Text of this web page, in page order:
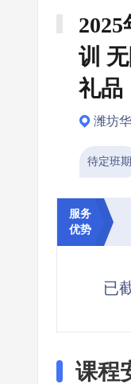
训
礼品
潍坊
待定班期
服务
优势
已
课程